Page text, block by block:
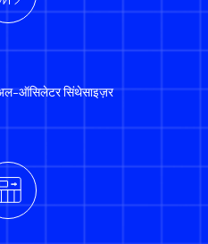
ऑसिलेटर सिंथेसाइज़र